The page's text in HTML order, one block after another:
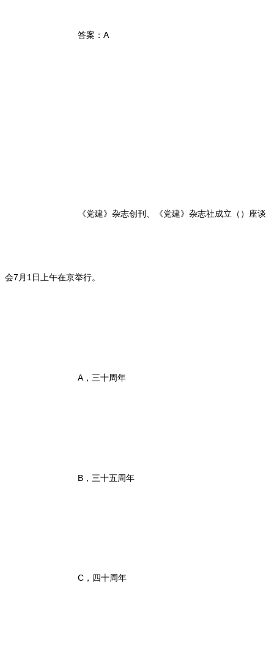
答案：A
《党建》杂志创刊、《党建》杂志社成立（）座谈
会7月1日上午在京举行。
A，三十周年
B，三十五周年
C，四十周年